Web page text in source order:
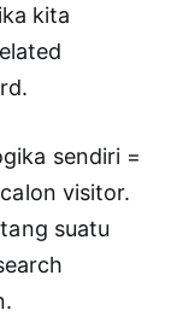
kita
sendiri =
visitor.
suatu